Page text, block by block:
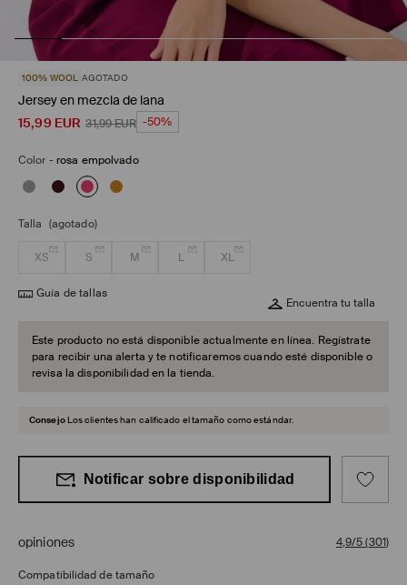
100% WOOL AGOTADO
Jersey en mezcla de lana
15,99 EUR 31,99EUR -50%
Color - rosa empolvado
Talla (agotado)
XS S M L XL
Guía de tallas
Encuentra tu talla
Este producto no está disponible actualmente en línea. Regístrate
para recibir una alerta y te notificaremos cuando esté disponible o
revisa la disponibilidad en la tienda.
Consejo Los clientes han calificado el tamaño como estándar.
Notificar sobre disponibilidad
opiniones 4,9/5(301)
Compatibilidad de tamaño